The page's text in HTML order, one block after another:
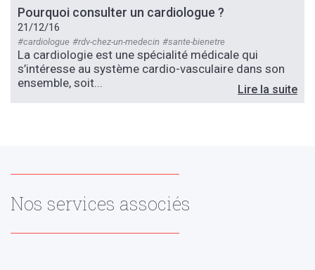
Pourquoi consulter un cardiologue ?
21/12/16
#cardiologue #rdv-chez-un-medecin #sante-bienetre
La cardiologie est une spécialité médicale qui
s’intéresse au système cardio-vasculaire dans son
ensemble, soit...
Lire la suite
Nos services associés